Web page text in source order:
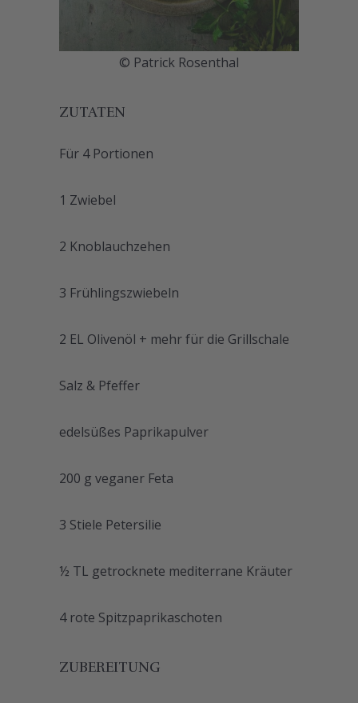
© Patrick Rosenthal
ZUTATEN
Für 4 Portionen
1 Zwiebel
2 Knoblauchzehen
3 Frühlingszwiebeln
2 EL Olivenöl + mehr für die Grillschale
Salz & Pfeffer
edelsüßes Paprikapulver
200 g veganer Feta
3 Stiele Petersilie
½ TL getrocknete mediterrane Kräuter
4 rote Spitzpaprikaschoten
ZUBEREITUNG